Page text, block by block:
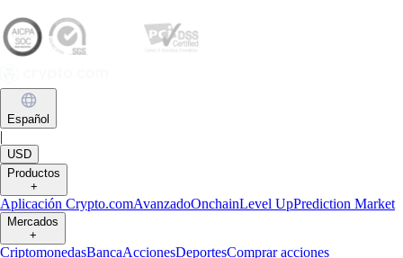
Español
|
USD
Productos
+
Aplicación Crypto.comAvanzadoOnchainLevel UpPrediction Market
Mercados
+
CriptomonedasBancaAccionesDeportesComprar acciones